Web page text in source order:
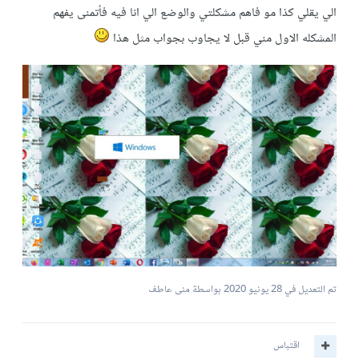
الي يقلي كذا مو فاهم مشكلتي والوضع الي انا فيه فأتمنى يفهم
المشكله الاول مني قبل لا يجاوب بجواب مثل هذا
تم التعديل في28 يونيو 2020 بواسطة منى عاطف
اقتباس